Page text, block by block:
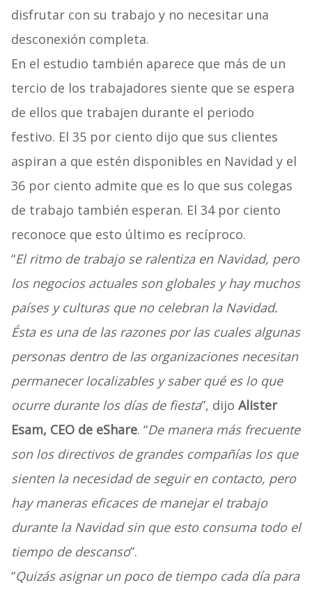
disfrutar con su trabajo y no necesitar una
desconexión completa.
En el estudio también aparece que más de un
tercio de los trabajadores siente que se espera
de ellos que trabajen durante el periodo
festivo. El 35 por ciento dijo que sus clientes
aspiran a que estén disponibles en Navidad y el
36 por ciento admite que es lo que sus colegas
de trabajo también esperan. El 34 por ciento
reconoce que esto último es recíproco.
“El ritmo de trabajo se ralentiza en Navidad, pero
los negocios actuales son globales y hay muchos
países y culturas que no celebran la Navidad.
Ésta es una de las razones por las cuales algunas
personas dentro de las organizaciones necesitan
permanecer localizables y saber qué es lo que
ocurre durante los días de fiesta”, dijo Alister
Esam, CEO de eShare. “De manera más frecuente
son los directivos de grandes compañías los que
sienten la necesidad de seguir en contacto, pero
hay maneras eficaces de manejar el trabajo
durante la Navidad sin que esto consuma todo el
tiempo de descanso”.
“Quizás asignar un poco de tiempo cada día para